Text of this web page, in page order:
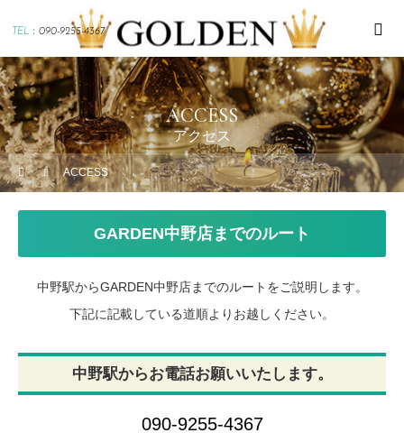
TEL： 090-9255-4367
ACCESS
アクセス
ACCESS
GARDEN中野店までのルート
中野駅からGARDEN中野店までのルートをご説明します。
下記に記載している道順よりお越しください。
中野駅からお電話お願いいたします。
090-9255-4367